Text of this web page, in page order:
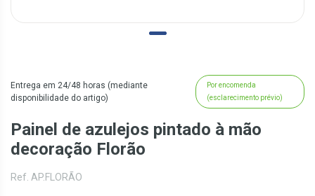
Entrega em 24/48 horas (mediante
disponibilidade do artigo)
Por encomenda
(esclarecimento prévio)
Painel de azulejos pintado à mão
decoração Florão
Ref. AP.FLORÃO